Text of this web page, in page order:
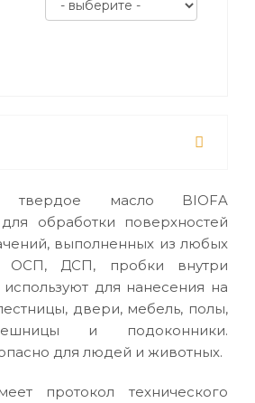
твердое масло BIOFA
обработки поверхностей
выполненных из любых
ОСП, ДСП, пробки внутри
для нанесения на
двери, мебель, полы,
и подоконники.
для людей и животных.
протокол технического